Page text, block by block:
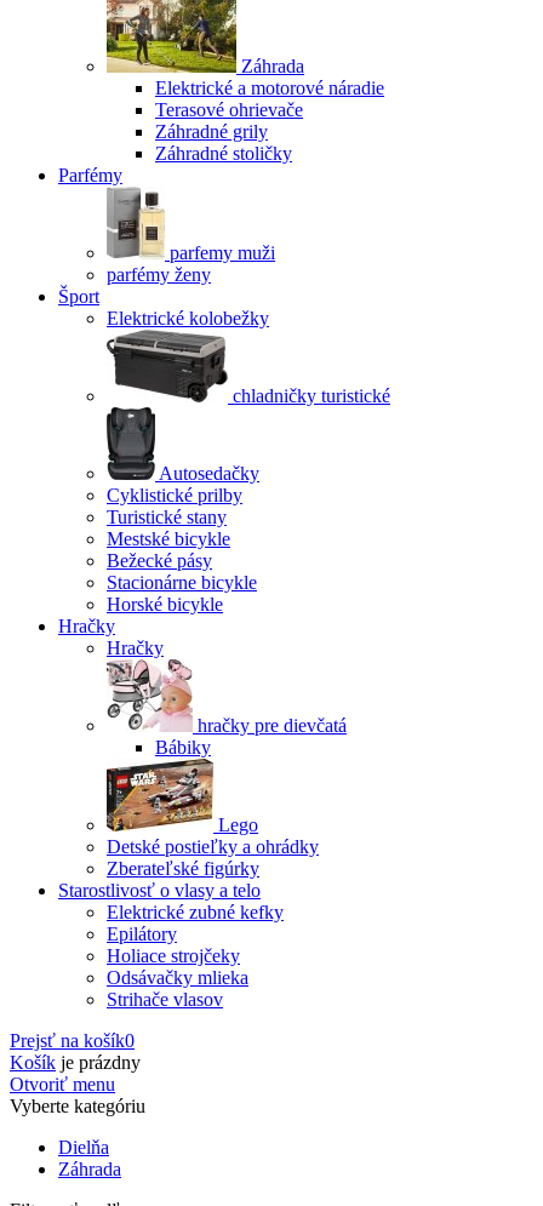
Záhrada
Elektrické a motorové náradie
Terasové ohrievače
Záhradné grily
Záhradné stoličky
Parfémy
parfemy muži
parfémy ženy
Šport
Elektrické kolobežky
chladničky turistické
Autosedačky
Cyklistické prilby
Turistické stany
Mestské bicykle
Bežecké pásy
Stacionárne bicykle
Horské bicykle
Hračky
Hračky
hračky pre dievčatá
Bábiky
Lego
Detské postieľky a ohrádky
Zberateľské figúrky
Starostlivosť o vlasy a telo
Elektrické zubné kefky
Epilátory
Holiace strojčeky
Odsávačky mlieka
Strihače vlasov
Prejsť na košík0
Košík je prázdny
Otvoriť menu
Vyberte kategóriu
Dielňa
Záhrada